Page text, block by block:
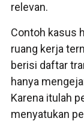
relevan.
Contoh kasus
ruang kerja
berisi daftar
hanya
Karena itulah
menyatukan